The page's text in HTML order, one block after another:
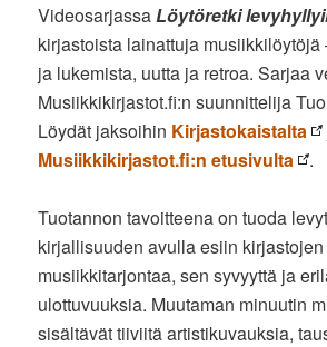
Videosarjassa Löytöretki
kirjastoista lainattuja
ja lukemista, uutta ja retroa. Sarjaa
Musiikkikirjastot.fi:n suunnittelija
Löydät jaksoihin Kirjastokaistalta
Musiikkikirjastot.fi:n etusivulta
.
Tuotannon tavoitteena on tuoda
kirjallisuuden avulla esiin kirjastojen
musiikkitarjontaa, sen syvyyttä ja
ulottuvuuksia. Muutaman minuutin
sisältävät tiiviitä artistikuvauksia,